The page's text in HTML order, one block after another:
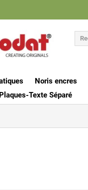
Noris encres
Plaques-Texte Séparé